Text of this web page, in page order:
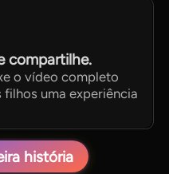
compartilhe.
o vídeo completo
uma experiência
história